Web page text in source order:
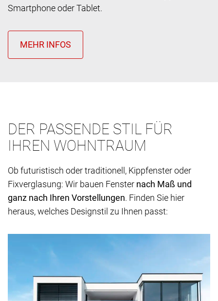
Smartphone oder Tablet.
DER PASSENDE STIL FÜR
IHREN WOHNTRAUM
Ob futuristisch oder traditionell, Kippfenster oder
Fixverglasung: Wir bauen Fenster nach Maß und
ganz nach Ihren Vorstellungen. Finden Sie hier
heraus, welches Designstil zu Ihnen passt: